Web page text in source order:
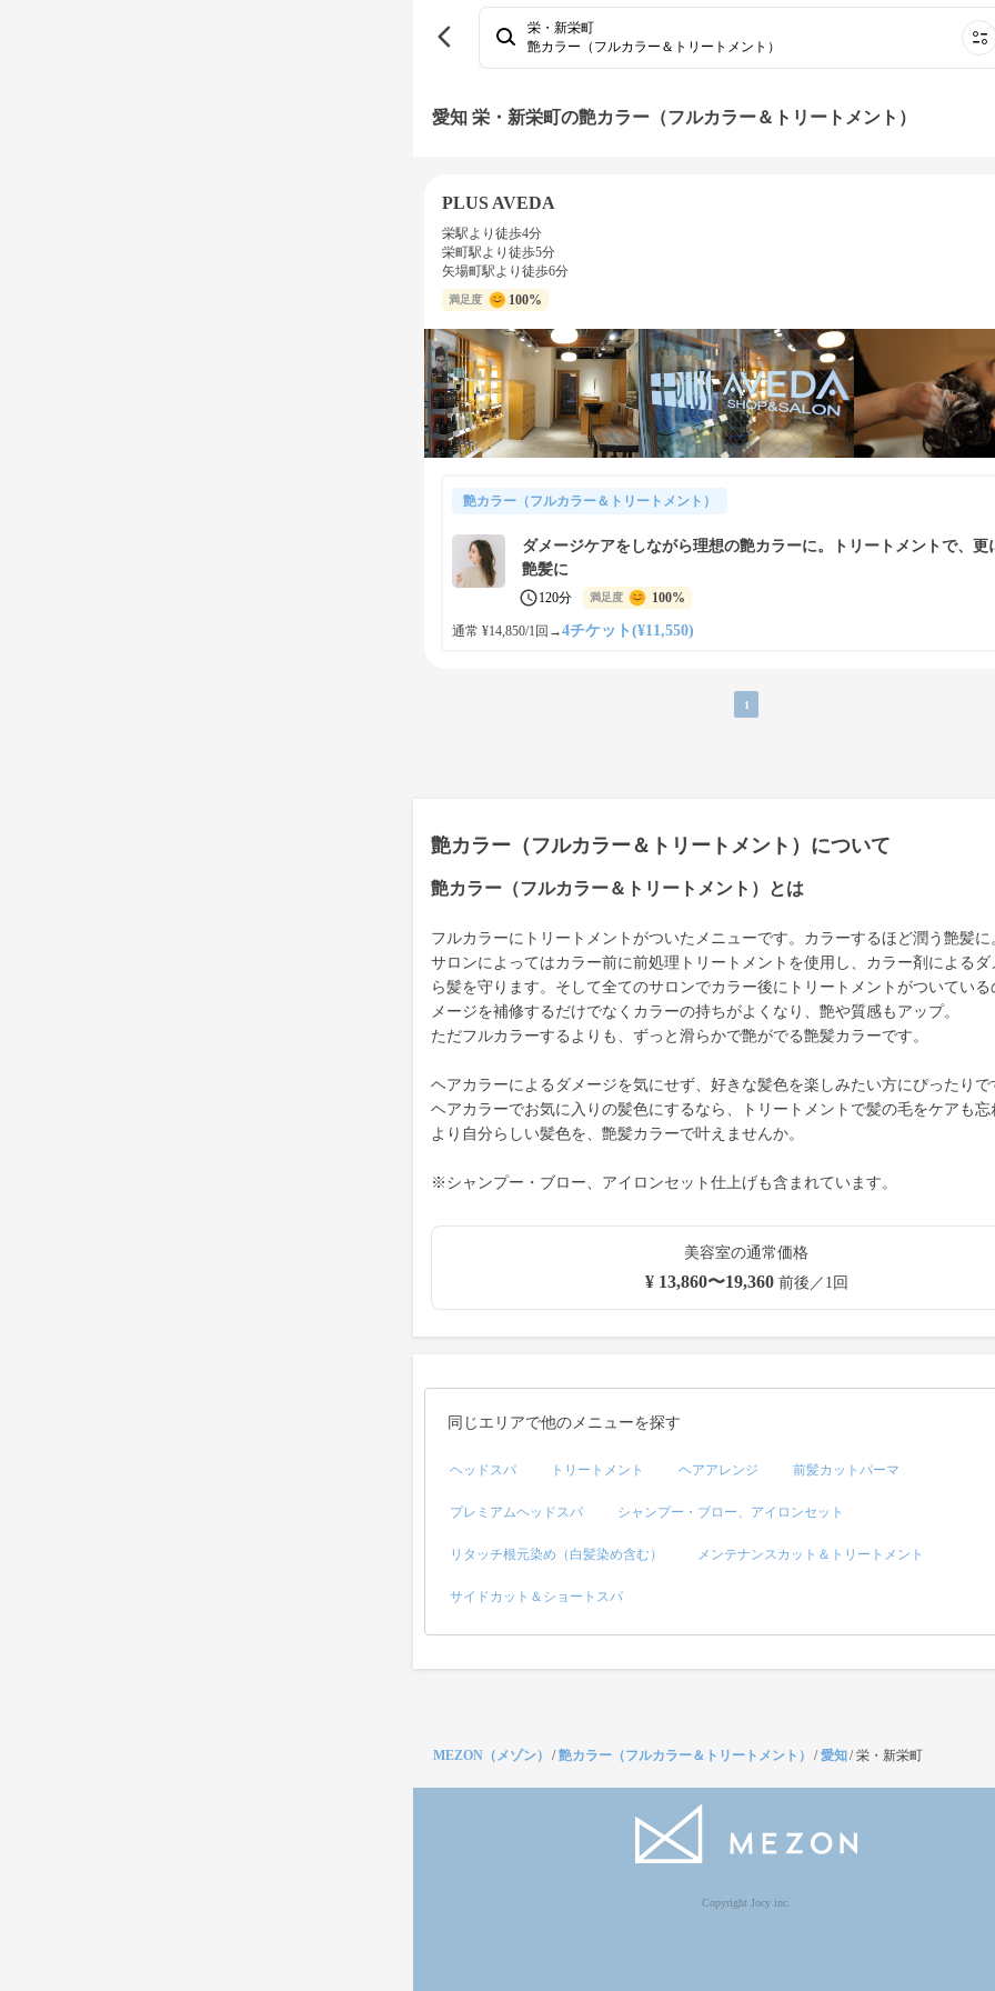
栄・新栄町
艶カラー（フルカラー＆トリートメント）
愛知 栄・新栄町の艶カラー（フルカラー＆トリートメント）
PLUS AVEDA
栄駅より徒歩4分
栄町駅より徒歩5分
矢場町駅より徒歩6分
満足度 100%
艶カラー（フルカラー＆トリートメント）
ダメージケアをしながら理想の艶カラーに。トリートメントで、更
艶髪に
120分 満足度 100%
通常 ¥14,850/1回 →4チケット(¥11,550)
1
艶カラー（フルカラー＆トリートメント）について
艶カラー（フルカラー＆トリートメント）とは
フルカラーにトリートメントがついたメニューです。カラーするほど潤う艶髪に
サロンによってはカラー前に前処理トリートメントを使用し、カラー剤によるダ
ら髪を守ります。そして全てのサロンでカラー後にトリートメントがついている
メージを補修するだけでなくカラーの持ちがよくなり、艶や質感もアップ。
ただフルカラーするよりも、ずっと滑らかで艶がでる艶髪カラーです。
ヘアカラーによるダメージを気にせず、好きな髪色を楽しみたい方にぴったりで
ヘアカラーでお気に入りの髪色にするなら、トリートメントで髪の毛をケアも忘
より自分らしい髪色を、艶髪カラーで叶えませんか。
※シャンプー・ブロー、アイロンセット仕上げも含まれています。
美容室の通常価格
¥ 13,860〜19,360前後／1回
同じエリアで他のメニューを探す
ヘッドスパ トリートメント ヘアアレンジ 前髪カットパーマ
プレミアムヘッドスパ シャンプー・ブロー、アイロンセット
リタッチ根元染め（白髪染め含む） メンテナンスカット＆トリートメント
サイドカット＆ショートスパ
MEZON（メゾン） /艶カラー（フルカラー＆トリートメント） /愛知/栄・新栄町
Copyright Jocy inc.